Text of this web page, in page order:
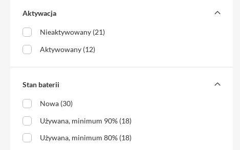
i
ochronne
Portfel
do
iPhone
Pasek
na
ramię
Aktywacja
Nieaktywowany (21)
Aktywowany (12)
Stan baterii
Nowa (30)
Używana, minimum 90% (18)
Używana, minimum 80% (18)